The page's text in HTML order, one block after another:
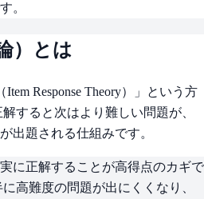
。
）とは
Response Theory）」という方
すると次はより難しい問題が、
出題される仕組みです。
に正解することが高得点のカギで
高難度の問題が出にくくなり、